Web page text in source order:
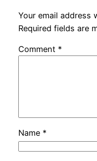
Your email address
Required fields are
Comment *
Name *